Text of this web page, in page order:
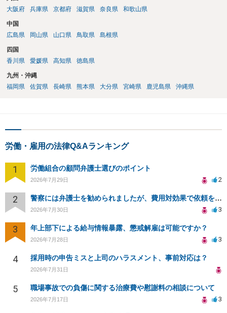
大阪府
兵庫県 京都府 滋賀県 奈良県 和歌山県
中国
広島県
岡山県 山口県 鳥取県 島根県
四国
香川県
愛媛県 高知県 徳島県
九州・沖縄
福岡県
佐賀県 長崎県 熊本県 大分県 宮崎県 鹿児島県 沖縄県
労働・雇用の法律Q&Aランキング
1 労働組合の顧問弁護士選びのポイント
2026年7月29日 2
2 警察には弁護士を勧められましたが、費用対効果で依頼をすることを躊躇しています。
2026年7月30日 3
3 年上部下による給与情報暴露、懲戒解雇は可能ですか？
2026年7月28日 3
4 採用時の申告ミスと上司のハラスメント、事前対応は？
2026年7月31日
5 職場事故での負傷に関する治療費や慰謝料の相談について
2026年7月17日 3